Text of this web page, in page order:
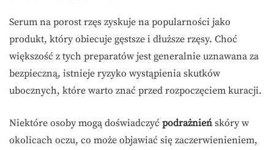
Serum na porost rzęs zyskuje na popularności jako
produkt, który obiecuje gęstsze i dłuższe rzęsy. Choć
większość z tych preparatów jest generalnie uznawana za
bezpieczną, istnieje ryzyko wystąpienia skutków
ubocznych, które warto znać przed rozpoczęciem kuracji.
Niektóre osoby mogą doświadczyć podrażnień skóry w
okolicach oczu, co może objawiać się zaczerwienieniem,